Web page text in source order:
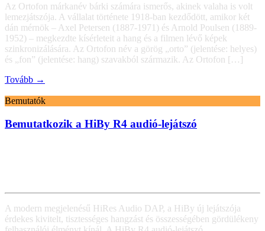
Az Ortofon márkanév bárki számára ismerős, akinek valaha is volt
lemezjátszója. A vállalat története 1918-ban kezdődött, amikor két
dán mérnök – Axel Petersen (1887-1971) és Arnold Poulsen (1889-
1952) – megkezdte kísérleteit a hang és a filmen lévő képek
szinkronizálására. Az Ortofon név a görög „orto” (jelentése: helyes)
és „fon” (jelentése: hang) szavakból származik. Az Ortofon […]
Tovább →
Bemutatók
Bemutatkozik a HiBy R4 audió-lejátszó
A modern megjelenésű HiRes Audio DAP, a HiBy új lejátszója
érdekes kivitelt, tisztességes hangzást és összességében gördülékeny